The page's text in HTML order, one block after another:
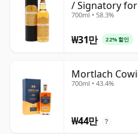
/ Signatory for
700ml • 58.3%
₩31만 22% 할인
Mortlach
700ml • 43.4%
₩44만 ?